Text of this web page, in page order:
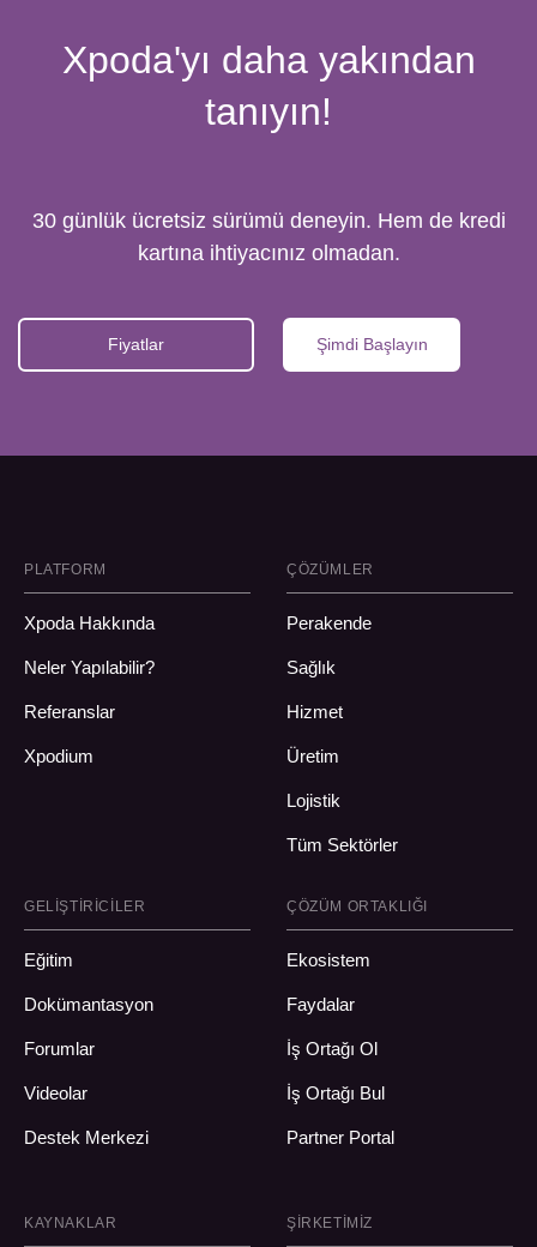
Xpoda'yı daha yakından
tanıyın!
30 günlük ücretsiz sürümü deneyin. Hem de kredi
kartına ihtiyacınız olmadan.
Fiyatlar Şimdi Başlayın
PLATFORM
Xpoda Hakkında
Neler Yapılabilir?
Referanslar
Xpodium
ÇÖZÜMLER
Perakende
Sağlık
Hizmet
Üretim
Lojistik
Tüm Sektörler
GELIŞTIRICILER
Eğitim
Dokümantasyon
Forumlar
Videolar
Destek Merkezi
ÇÖZÜM ORTAKLIĞI
Ekosistem
Faydalar
İş Ortağı Ol
İş Ortağı Bul
Partner Portal
KAYNAKLAR ŞIRKETIMIZ